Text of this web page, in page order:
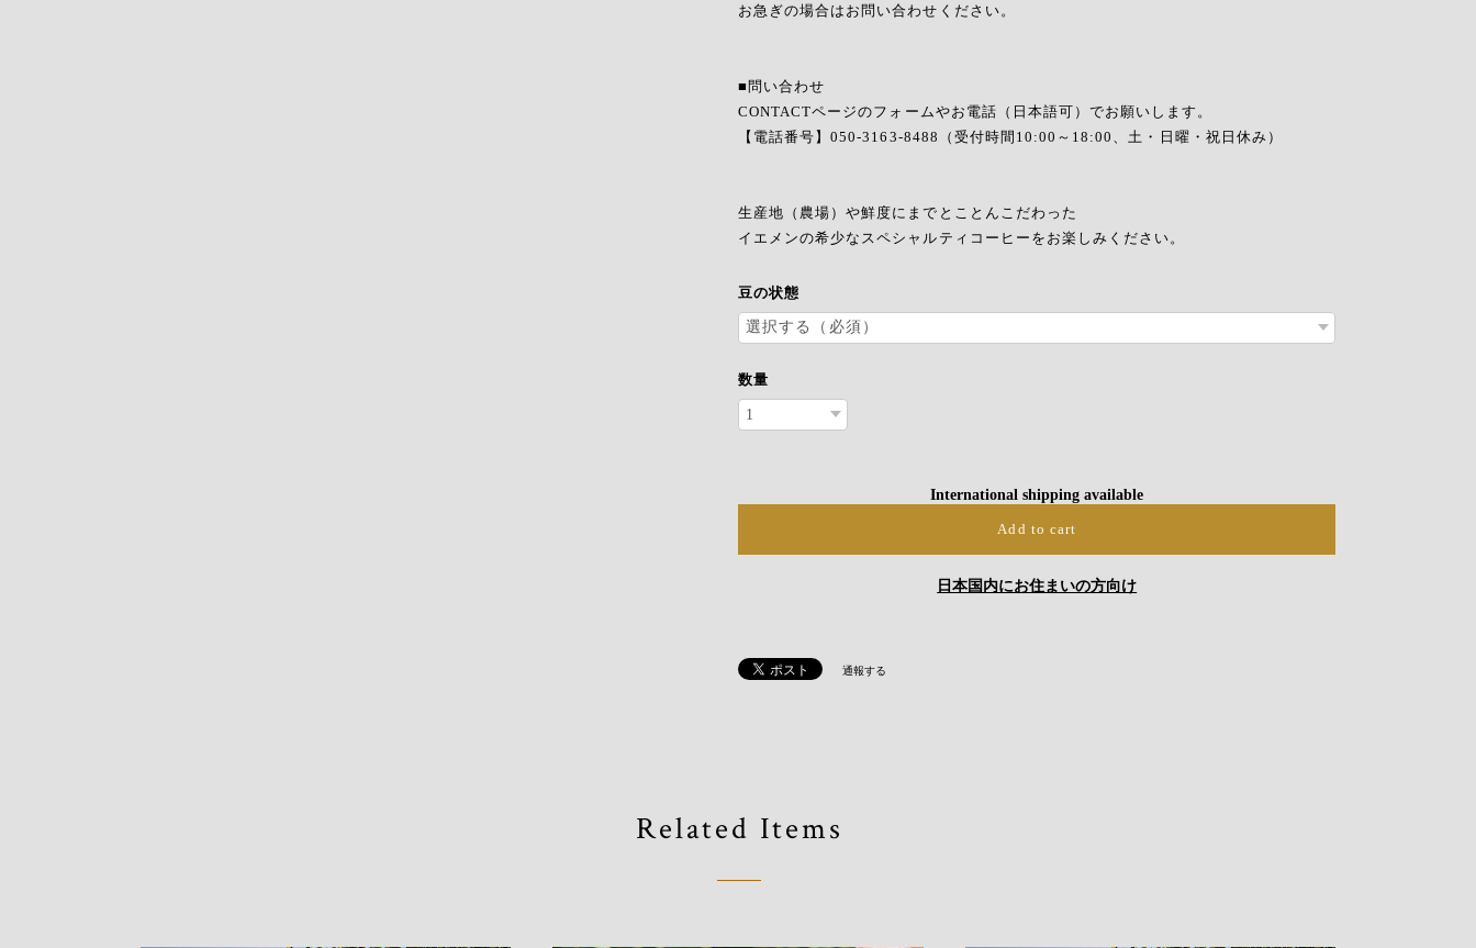
お急ぎの場合はお問い合わせください。
■問い合わせ
CONTACTページのフォームやお電話（日本語可）でお願いします。
【電話番号】050-3163-8488（受付時間10:00～18:00、土・日曜・祝日休み）
生産地（農場）や鮮度にまでとことんこだわった
イエメンの希少なスペシャルティコーヒーをお楽しみください。
豆の状態
数量
International shipping available
Add to cart
日本国内にお住まいの方向け
通報する
Related Items